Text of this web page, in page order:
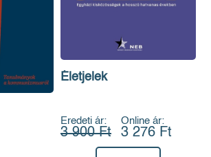
Életjelek
Eredeti ár:
3 900 Ft
Online ár:
3 276 Ft